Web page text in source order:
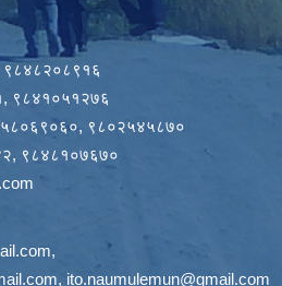
९८४८२०८९१६
९८४१०५१२७६
९८०२५४५८७०
९८४८१०७६७०
,
, ito.naumulemun@gmail.com